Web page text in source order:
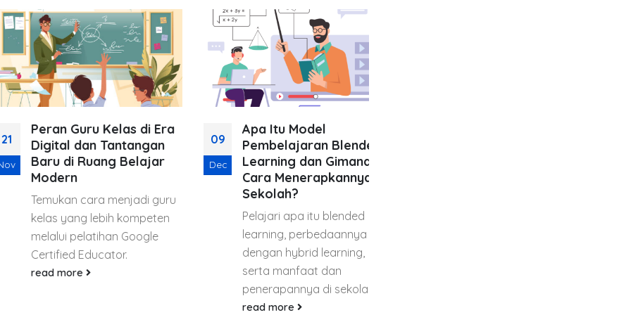
Peran Guru Kelas di Era
Digital dan Tantangan
di Ruang Belajar
Temukan cara menjadi guru
kelas yang lebih kompeten
melalui pelatihan Google
Certified Educator.
read more
Apa Itu Model
Pembelajaran Blended
Learning dan Gimana
Cara Menerapkannya di
Sekolah?
Pelajari apa itu blended
learning, perbedaannya
dengan hybrid learning,
serta manfaat dan
penerapannya di sekolah.
read more